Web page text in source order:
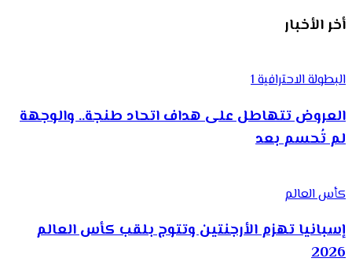
أخر الأخبار
البطولة الاحترافية 1
العروض تتهاطل على هداف اتحاد طنجة.. والوجهة
لم تُحسم بعد
كأس العالم
إسبانيا تهزم الأرجنتين وتتوج بلقب كأس العالم
2026